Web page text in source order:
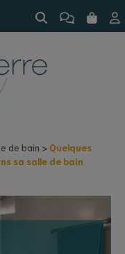
dans sa salle de bain
de bain
Quelques
sa salle de bain